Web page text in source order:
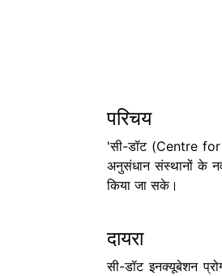
परिचय
'सी-डॉट (Centre for
अनुसंधान संस्थानों के
किया जा सके।
दायरा
सी-डॉट इनक्यूबेशन